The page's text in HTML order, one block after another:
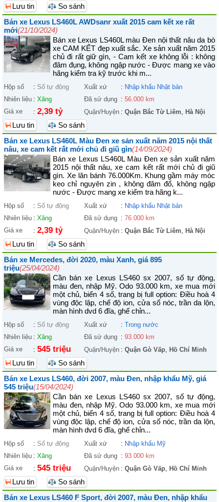
Lưu tin
So sánh
Bán xe Lexus LS460L AWDsanr xuất 2015 cam kết xe rất
mới(21/10/2024)
Bán xe Lexus LS460L màu Đen nội thất nâu da bò
xe CAM KẾT đẹp xuất sắc. Xe sản xuất năm 2015
chủ đi rất giữ gìn, - Cam kết xe không lỗi : không
đâm đụng, không ngập nước - Được mang xe vào
hãng kiểm tra kỹ trước khi m...
Hộp số : Số tự động Xuất xứ : Nhập khẩu Nhật bản
Nhiên liệu : Xăng Đã sử dụng : 56.000 km
Giá xe
: 2,39 tỷ Quận/Huyện : Quận Bắc Từ Liêm, Hà Nội
Lưu tin
So sánh
Bán xe Lexus LS460L Màu Đen xe sản xuất năm 2015 nội thất
nâu, xe cam kết rất mới chủ đi giũ gìn(14/09/2024)
Bán xe Lexus LS460L Màu Đen xe sản xuất năm
2015 nội thất nâu, xe cam kết rất mới chủ đi giũ
gìn. Xe lăn bánh 76.000Km. Khung gầm máy móc
keo chỉ nguyên zin , không đâm đổ, không ngập
nước - Được mang xe kiểm tra hãng k...
Hộp số : Số tự động Xuất xứ : Nhập khẩu Nhật bản
Nhiên liệu : Xăng Đã sử dụng : 76.000 km
Giá xe
: 2,39 tỷ Quận/Huyện : Quận Bắc Từ Liêm, Hà Nội
Lưu tin
So sánh
Bán xe Mercedes, đời 2020, màu Xanh, giá 895
triệu(25/04/2024)
Cần bán xe Lexus LS460 sx 2007, số tự động,
màu đen, nhập Mỹ. Odo 93.000 km, xe mua mới
một chủ, biển 4 số, trang bị full option: Điều hoà 4
vùng độc lập, chế độ ion, cửa sổ nóc, trần da lộn,
màn hình dvd 6 đĩa, ghế chỉn...
Hộp số : Số tự động Xuất xứ : Trong nước
Nhiên liệu : Xăng Đã sử dụng : 93.000 km
Giá xe
: 545 triệu Quận/Huyện : Quận Gò Vấp, Hồ Chí Minh
Lưu tin
So sánh
Bán xe Lexus LS460, đời 2007, màu Đen, nhập khẩu Mỹ, giá
545 triệu(15/04/2024)
Cần bán xe Lexus LS460 sx 2007, số tự động,
màu đen, nhập Mỹ. Odo 93.000 km, xe mua mới
một chủ, biển 4 số, trang bị full option: Điều hoà 4
vùng độc lập, chế độ ion, cửa sổ nóc, trần da lộn,
màn hình dvd 6 đĩa, ghế chỉn...
Hộp số : Số tự động Xuất xứ : Nhập khẩu Mỹ
Nhiên liệu : Xăng Đã sử dụng : 93.000 km
Giá xe
: 545 triệu Quận/Huyện : Quận Gò Vấp, Hồ Chí Minh
Lưu tin
So sánh
Bán xe Lexus LS460 F Sport, đời 2007, màu Đen, nhập khẩu